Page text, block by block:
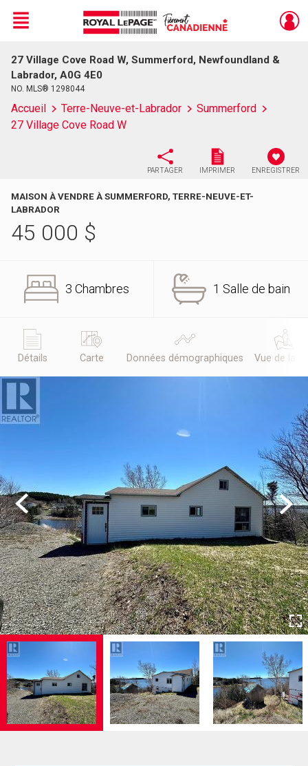
Live
En Direct
Menu
27 Village Cove Road W, Summerford, Newfoundland &
Labrador, A0G 4E0
NO. MLS® 1298044
Accueil Terre-Neuve-et-Labrador
Summerford
27 Village Cove Road W
PARTAGER IMPRIMER ENREGISTRER
MAISON À VENDRE À SUMMERFORD, TERRE-NEUVE-ET-
LABRADOR
45 000 $
3 Chambres 1 Salle de bain
Détails Carte Données démographiques Vue de la
Previous Next